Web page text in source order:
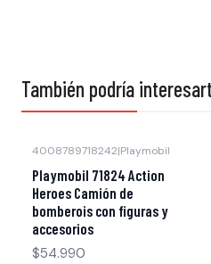
También podría
4008789718242|Playmobil
Playmobil 71824 Action
Heroes Camión de
bomberois con figuras y
accesorios
$54.990